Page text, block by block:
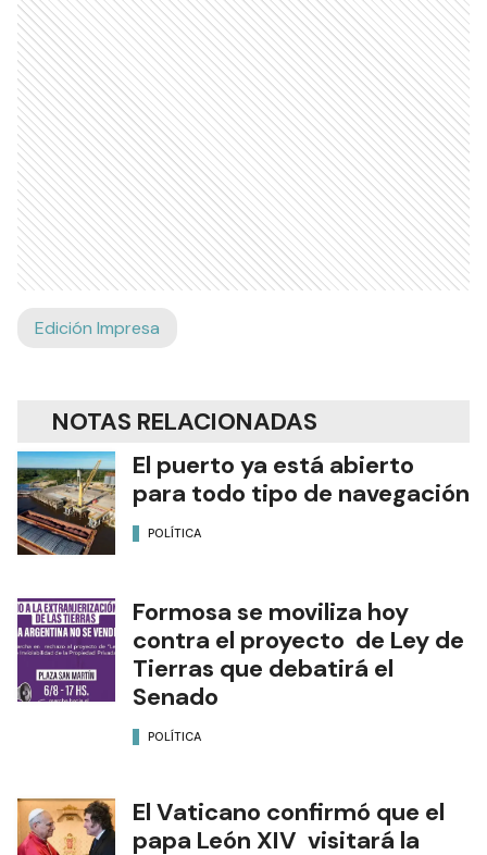
Edición Impresa
NOTAS RELACIONADAS
El puerto ya está abierto
para todo tipo de navegación
POLÍTICA
Formosa se moviliza hoy
contra el proyecto de Ley de
Tierras que debatirá el
Senado
POLÍTICA
El Vaticano confirmó que el
papa León XIV visitará la